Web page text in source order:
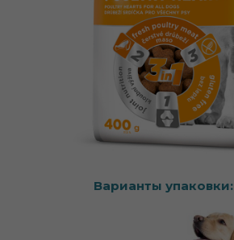
Варианты упаковки: